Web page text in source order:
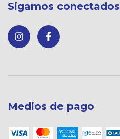
Sigamos conectados
Medios de pago